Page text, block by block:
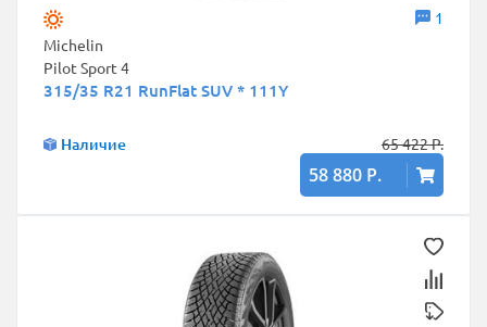
1
Michelin
Pilot Sport 4
315/35 R21 RunFlat SUV * 111Y
Наличие 65 422 Р.
58 880 Р.